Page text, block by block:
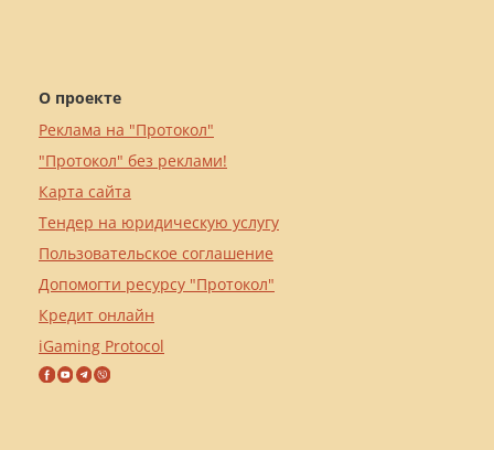
О проекте
Реклама на "Протокол"
"Протокол" без реклами!
Карта сайта
Тендер на юридическую услугу
Пользовательское соглашение
Допомогти ресурсу "Протокол"
Кредит онлайн
iGaming Protocol